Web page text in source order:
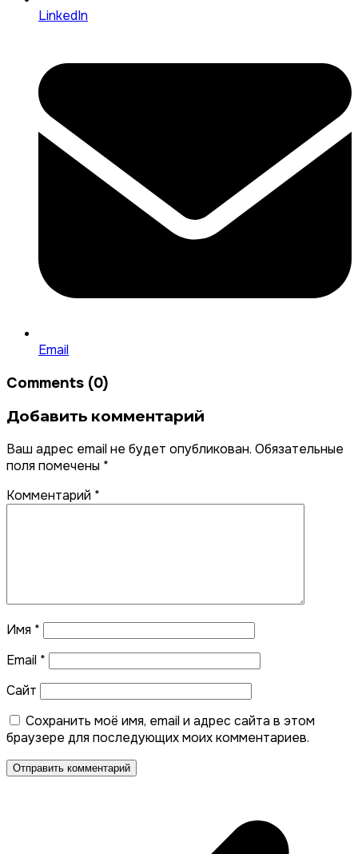
LinkedIn
Email
Comments (0)
Добавить комментарий
Ваш адрес email не будет опубликован. Обязательные
поля помечены *
Комментарий *
Имя *
Email *
Сайт
Сохранить моё имя, email и адрес сайта в этом
браузере для последующих моих комментариев.